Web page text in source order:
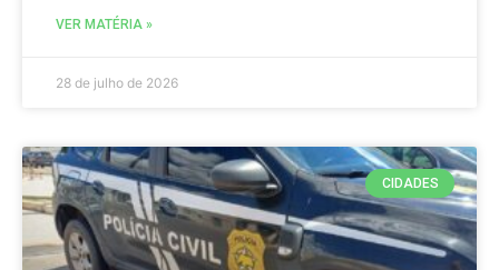
VER MATÉRIA »
28 de julho de 2026
CIDADES